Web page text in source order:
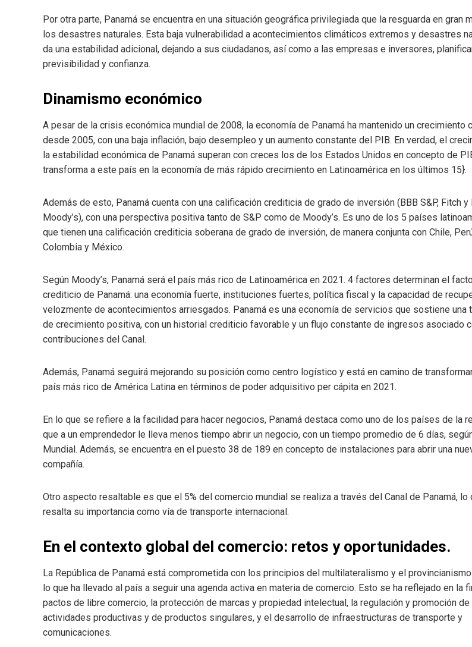
Por otra parte, Panamá se encuentra en una situación geográfica privilegiada que la resguarda en gran
los desastres naturales. Esta baja vulnerabilidad a acontecimientos climáticos extremos y desastres
da una estabilidad adicional, dejando a sus ciudadanos, así como a las empresas e inversores,
previsibilidad y confianza.
Dinamismo económico
A pesar de la crisis económica mundial de 2008, la economía de Panamá ha mantenido un crecimiento
desde 2005, con una baja inflación, bajo desempleo y un aumento constante del PIB. En verdad, el
la estabilidad económica de Panamá superan con creces los de los Estados Unidos en concepto de
transforma a este país en la economía de más rápido crecimiento en Latinoamérica en los últimos 15}.
Además de esto, Panamá cuenta con una calificación crediticia de grado de inversión (BBB S&P, Fitch y
Moody’s), con una perspectiva positiva tanto de S&P como de Moody’s. Es uno de los 5 países
que tienen una calificación crediticia soberana de grado de inversión, de manera conjunta con Chile,
Colombia y México.
Según Moody’s, Panamá será el país más rico de Latinoamérica en 2021. 4 factores determinan el
crediticio de Panamá: una economía fuerte, instituciones fuertes, política fiscal y la capacidad de
velozmente de acontecimientos arriesgados. Panamá es una economía de servicios que sostiene una
de crecimiento positiva, con un historial crediticio favorable y un flujo constante de ingresos asociado
contribuciones del Canal.
Además, Panamá seguirá mejorando su posición como centro logístico y está en camino de
país más rico de América Latina en términos de poder adquisitivo per cápita en 2021.
En lo que se refiere a la facilidad para hacer negocios, Panamá destaca como uno de los países de la
que a un emprendedor le lleva menos tiempo abrir un negocio, con un tiempo promedio de 6 días,
Mundial. Además, se encuentra en el puesto 38 de 189 en concepto de instalaciones para abrir una
compañía.
Otro aspecto resaltable es que el 5% del comercio mundial se realiza a través del Canal de Panamá, lo
resalta su importancia como vía de transporte internacional.
En el contexto global del comercio: retos y oportunidades.
La República de Panamá está comprometida con los principios del multilateralismo y el
lo que ha llevado al país a seguir una agenda activa en materia de comercio. Esto se ha reflejado en la
pactos de libre comercio, la protección de marcas y propiedad intelectual, la regulación y promoción de
actividades productivas y de productos singulares, y el desarrollo de infraestructuras de transporte y
comunicaciones.